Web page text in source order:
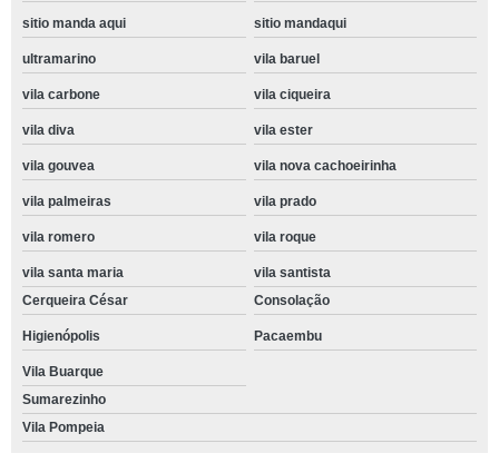
sitio manda aqui sitio mandaqui
ultramarino vila baruel
vila carbone vila ciqueira
vila diva vila ester
vila gouvea vila nova cachoeirinha
vila palmeiras vila prado
vila romero vila roque
vila santa maria
vila santista
Cerqueira César
Consolação
Higienópolis Pacaembu
Vila Buarque
Sumarezinho
Vila Pompeia